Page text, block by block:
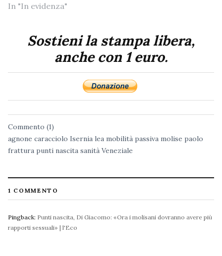
In "In evidenza"
Sostieni la stampa libera,
anche con 1 euro.
Commento (1)
agnone caracciolo Isernia lea mobilità passiva molise paolo
frattura punti nascita sanità Veneziale
1 COMMENTO
Pingback: Punti nascita, Di Giacomo: «Ora i molisani dovranno avere più
rapporti sessuali» | l'Eco